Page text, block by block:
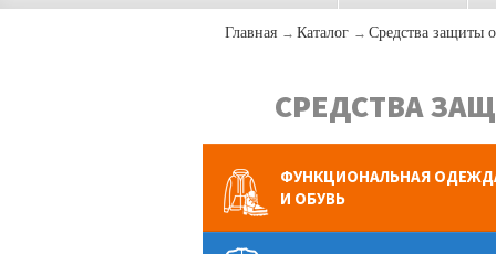
Главная → Каталог → Средства защиты
СРЕДСТВА
ФУНКЦИОНАЛЬНАЯ
И ОБУВЬ